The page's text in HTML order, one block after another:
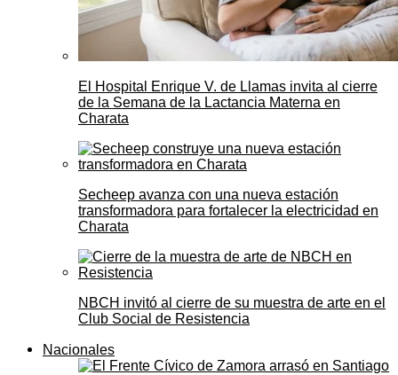
El Hospital Enrique V. de Llamas invita al cierre
de la Semana de la Lactancia Materna en
Charata
Secheep avanza con una nueva estación
transformadora para fortalecer la electricidad en
Charata
NBCH invitó al cierre de su muestra de arte en el
Club Social de Resistencia
Nacionales